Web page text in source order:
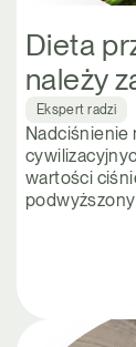
Dieta
należy
Ekspert radzi
Nadciśnienie
wartości